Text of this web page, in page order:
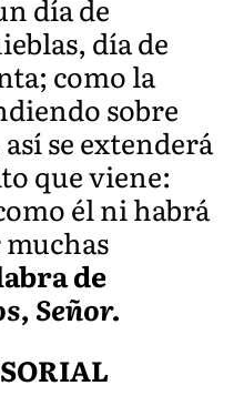
día de
día de
como la
sobre
se extenderá
que viene:
él ni habrá
de
Señor.